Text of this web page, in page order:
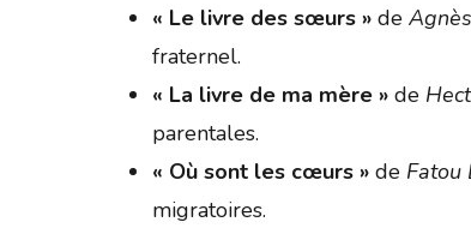
« Le livre des sœurs » de
fraternel.
« La livre de ma mère » de
parentales.
« Où sont les cœurs » de Fatou
migratoires.